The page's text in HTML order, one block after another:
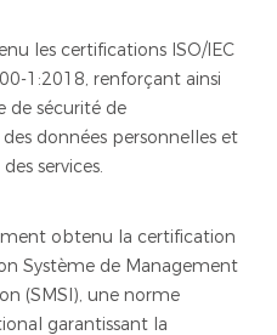
les certifications ISO/IEC
1:2018, renforçant ainsi
de sécurité de
données personnelles et
services.
obtenu la certification
Système de Management
(SMSI), une norme
garantissant la